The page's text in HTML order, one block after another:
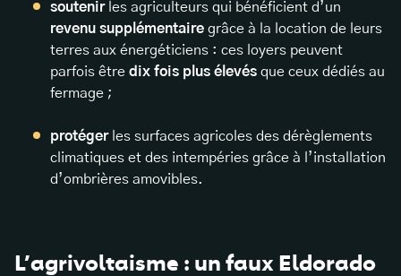
soutenirles agriculteurs qui bénéficient d’un
revenu supplémentaire grâce à la location de leurs
terres aux énergéticiens : ces loyers peuvent
parfois être dix fois plus élevés que ceux dédiés au
fermage ;
protégerles surfaces agricoles des dérèglements
climatiques et des intempéries grâce à l’installation
d’ombrières amovibles.
L’agrivoltaisme : un faux Eldorado